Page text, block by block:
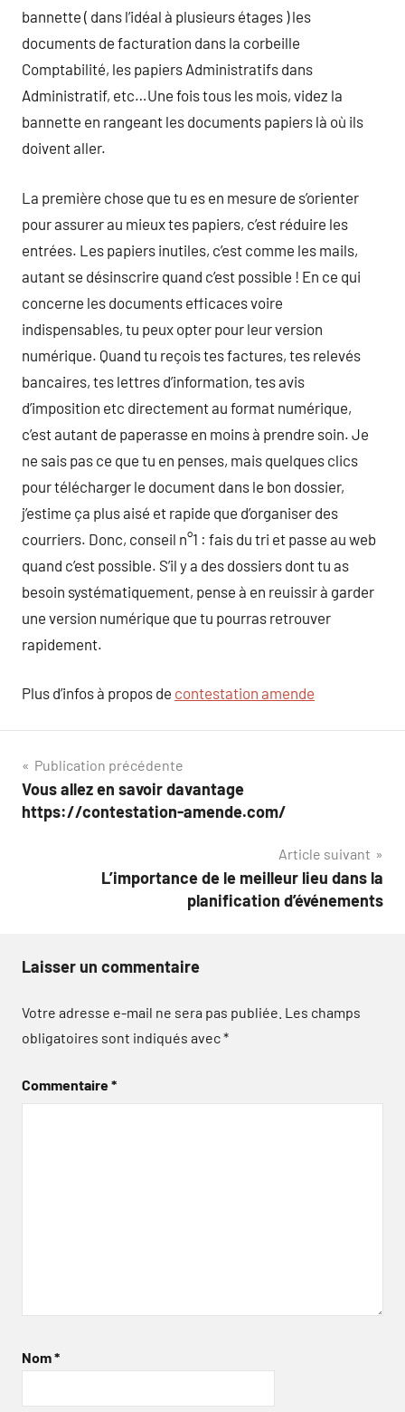
bannette ( dans l’idéal à plusieurs étages ) les
documents de facturation dans la corbeille
Comptabilité, les papiers Administratifs dans
Administratif, etc…Une fois tous les mois, videz la
bannette en rangeant les documents papiers là où ils
doivent aller.
La première chose que tu es en mesure de s’orienter
pour assurer au mieux tes papiers, c’est réduire les
entrées. Les papiers inutiles, c’est comme les mails,
autant se désinscrire quand c’est possible ! En ce qui
concerne les documents efficaces voire
indispensables, tu peux opter pour leur version
numérique. Quand tu reçois tes factures, tes relevés
bancaires, tes lettres d’information, tes avis
d’imposition etc directement au format numérique,
c’est autant de paperasse en moins à prendre soin. Je
ne sais pas ce que tu en penses, mais quelques clics
pour télécharger le document dans le bon dossier,
j’estime ça plus aisé et rapide que d’organiser des
courriers. Donc, conseil n°1 : fais du tri et passe au web
quand c’est possible. S’il y a des dossiers dont tu as
besoin systématiquement, pense à en reuissir à garder
une version numérique que tu pourras retrouver
rapidement.
Plus d’infos à propos de contestation amende
Navigation
de
Publication précédente
Vous allez en savoir davantage
https://contestation-amende.com/
Article suivant
L’importance de le meilleur lieu dans la
planification d’événements
Laisser un commentaire
Votre adresse e-mail ne sera pas publiée. Les champs
obligatoires sont indiqués avec*
Commentaire*
Nom*